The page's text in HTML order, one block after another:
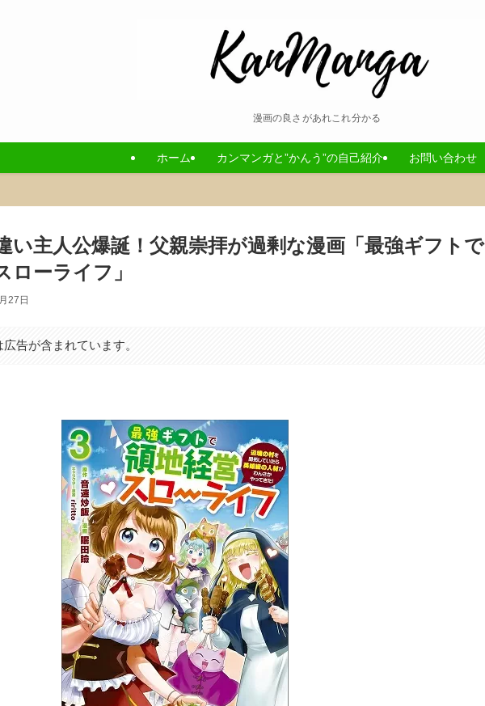
漫画の良さがあれこれ分かる
ホーム カンマンガと”かんう”の自己紹介 お問い合わせ
い主人公爆誕！父親崇拝が過剰な漫画「最強ギフトで
ローライフ」
27日
告が含まれています。